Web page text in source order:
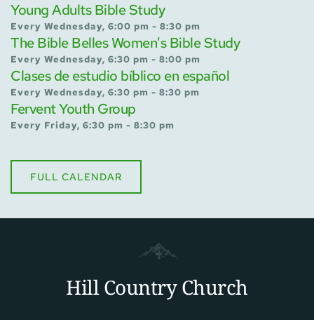
Young Adults Bible Study
Every Wednesday, 6:00 pm - 8:30 pm
The Bible Belles Women's Bible Study
Every Wednesday, 6:30 pm - 8:00 pm
Clases de estudio bíblico en español
Every Wednesday, 6:30 pm - 8:30 pm
Fervent Youth Group
Every Friday, 6:30 pm - 8:30 pm
FULL CALENDAR
Hill Country Church